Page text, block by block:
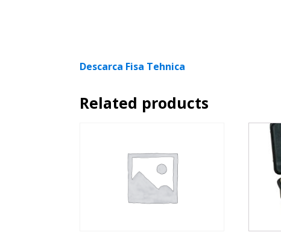
Descarca Fisa Tehnica
Related products